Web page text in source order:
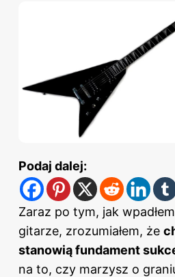
Podaj dalej:
Zaraz po tym, jak
gitarze, zrozumiałem, że
stanowią fundament
na to, czy marzysz o